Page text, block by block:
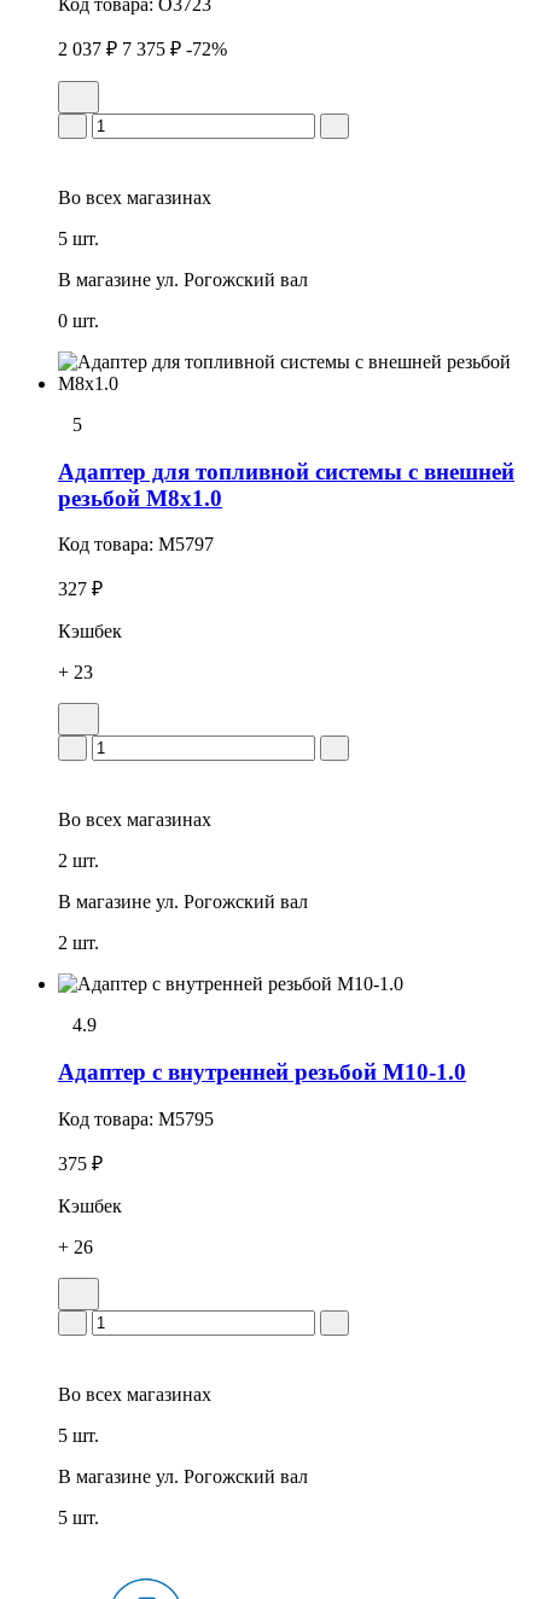
2 037 ₽ 7 375 ₽ -72%
Во всех магазинах
5 шт.
В магазине ул. Рогожский вал
0 шт.
5
Адаптер для топливной системы с внешней
резьбой М8х1.0
Код товара: M5797
327 ₽
Кэшбек
+ 23
Во всех магазинах
2 шт.
В магазине ул. Рогожский вал
2 шт.
4.9
Адаптер с внутренней резьбой М10-1.0
Код товара: M5795
375 ₽
Кэшбек
+ 26
Во всех магазинах
5 шт.
В магазине ул. Рогожский вал
5 шт.